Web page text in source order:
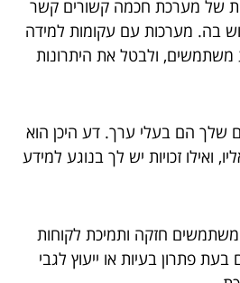
של מערכת חכמה קשורים קשר
בה. מערכות עם עקומות למידה
משתמשים, ולבטל את היתרונות
שלך הם בעלי ערך. דע היכן הוא
ואילו זכויות יש לך בנוגע למידע
חזקה ותמיכת לקוחות
בעת פתרון בעיות או ייעוץ לגבי